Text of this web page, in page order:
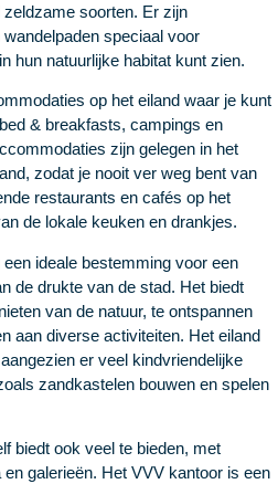
soorten. Er zijn
speciaal voor
hun natuurlijke habitat kunt zien.
op het eiland waar je kunt
& breakfasts, campings en
zijn gelegen in het
zodat je nooit ver weg bent van
restaurants en cafés op het
de lokale keuken en drankjes.
ideale bestemming voor een
de drukte van de stad. Het biedt
van de natuur, te ontspannen
aan diverse activiteiten. Het eiland
er veel kindvriendelijke
zandkastelen bouwen en spelen
biedt ook veel te bieden, met
galerieën. Het VVV kantoor is een